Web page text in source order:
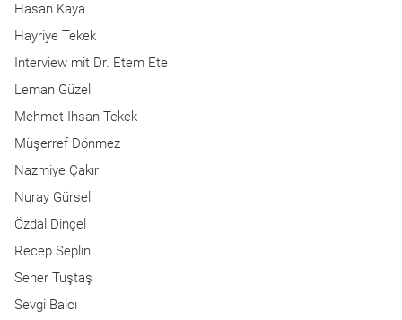
Hasan Kaya
Hayriye Tekek
Interview mit Dr. Etem Ete
Leman Güzel
Mehmet Ihsan Tekek
Müşerref Dönmez
Nazmiye Çakır
Nuray Gürsel
Özdal Dinçel
Recep Seplin
Seher Tuştaş
Sevgi Balcı